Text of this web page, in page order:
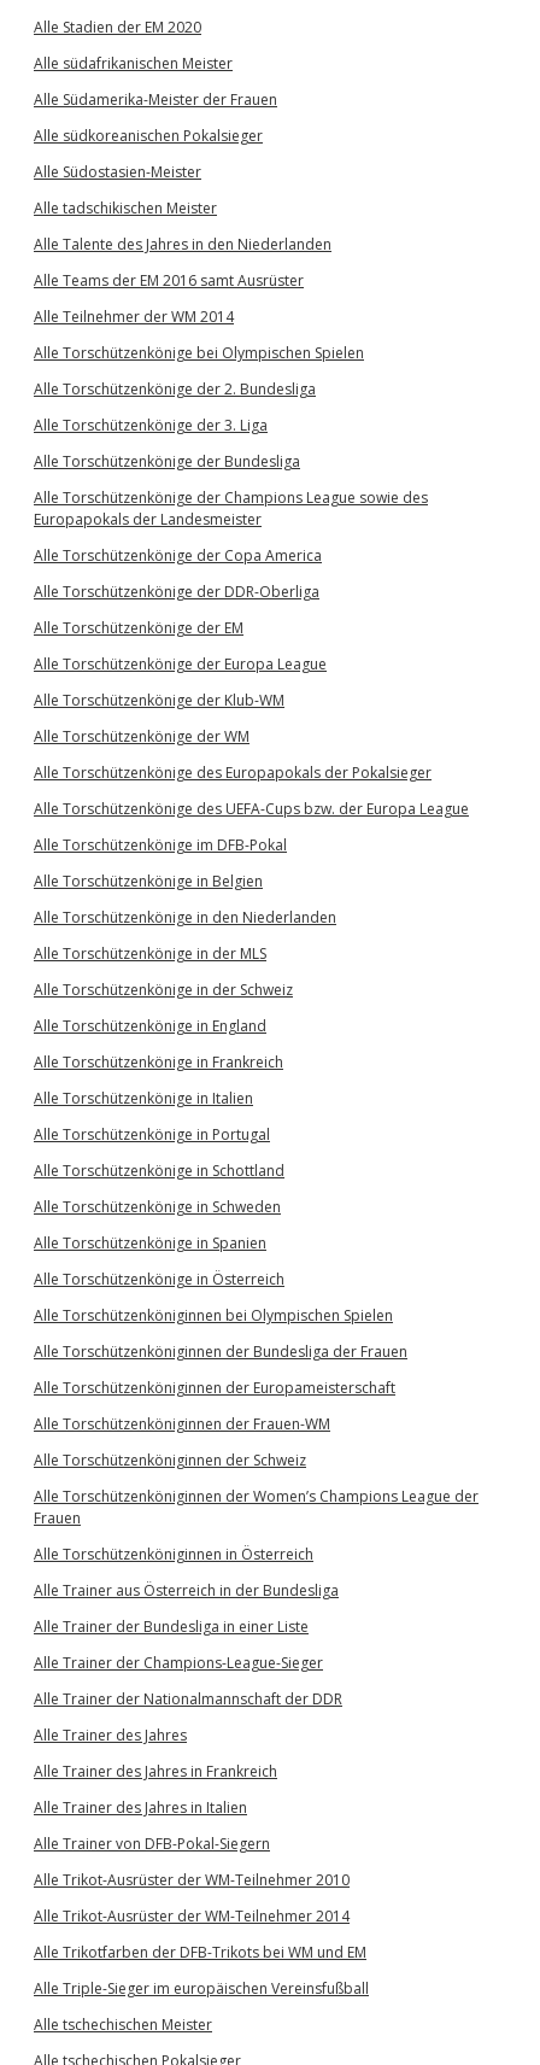
Alle Stadien der EM 2020
Alle südafrikanischen Meister
Alle Südamerika-Meister der Frauen
Alle südkoreanischen Pokalsieger
Alle Südostasien-Meister
Alle tadschikischen Meister
Alle Talente des Jahres in den Niederlanden
Alle Teams der EM 2016 samt Ausrüster
Alle Teilnehmer der WM 2014
Alle Torschützenkönige bei Olympischen Spielen
Alle Torschützenkönige der 2. Bundesliga
Alle Torschützenkönige der 3. Liga
Alle Torschützenkönige der Bundesliga
Alle Torschützenkönige der Champions League sowie des
Europapokals der Landesmeister
Alle Torschützenkönige der Copa America
Alle Torschützenkönige der DDR-Oberliga
Alle Torschützenkönige der EM
Alle Torschützenkönige der Europa League
Alle Torschützenkönige der Klub-WM
Alle Torschützenkönige der WM
Alle Torschützenkönige des Europapokals der Pokalsieger
Alle Torschützenkönige des UEFA-Cups bzw. der Europa League
Alle Torschützenkönige im DFB-Pokal
Alle Torschützenkönige in Belgien
Alle Torschützenkönige in den Niederlanden
Alle Torschützenkönige in der MLS
Alle Torschützenkönige in der Schweiz
Alle Torschützenkönige in England
Alle Torschützenkönige in Frankreich
Alle Torschützenkönige in Italien
Alle Torschützenkönige in Portugal
Alle Torschützenkönige in Schottland
Alle Torschützenkönige in Schweden
Alle Torschützenkönige in Spanien
Alle Torschützenkönige in Österreich
Alle Torschützenköniginnen bei Olympischen Spielen
Alle Torschützenköniginnen der Bundesliga der Frauen
Alle Torschützenköniginnen der Europameisterschaft
Alle Torschützenköniginnen der Frauen-WM
Alle Torschützenköniginnen der Schweiz
Alle Torschützenköniginnen der Women’s Champions League der
Frauen
Alle Torschützenköniginnen in Österreich
Alle Trainer aus Österreich in der Bundesliga
Alle Trainer der Bundesliga in einer Liste
Alle Trainer der Champions-League-Sieger
Alle Trainer der Nationalmannschaft der DDR
Alle Trainer des Jahres
Alle Trainer des Jahres in Frankreich
Alle Trainer des Jahres in Italien
Alle Trainer von DFB-Pokal-Siegern
Alle Trikot-Ausrüster der WM-Teilnehmer 2010
Alle Trikot-Ausrüster der WM-Teilnehmer 2014
Alle Trikotfarben der DFB-Trikots bei WM und EM
Alle Triple-Sieger im europäischen Vereinsfußball
Alle tschechischen Meister
Alle tschechischen Pokalsieger